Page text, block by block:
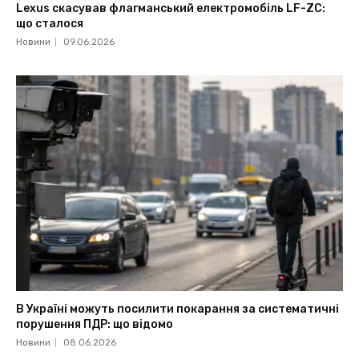
Lexus скасував флагманський електромобіль LF-ZC:
що сталося
Новини 09.06.2026
В Україні можуть посилити покарання за систематичні
порушення ПДР: що відомо
Новини 08.06.2026